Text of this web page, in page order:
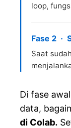
loop,
Fase 2 ·
Saat
Di fase
data,
di Colab.